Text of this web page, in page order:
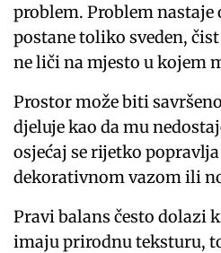
problem. Problem nastaje
postane toliko sveden,
ne liči na mjesto u kojem
Prostor može biti
djeluje kao da mu
osjećaj se rijetko
dekorativnom vazom ili
Pravi balans često dolazi
imaju prirodnu teksturu,